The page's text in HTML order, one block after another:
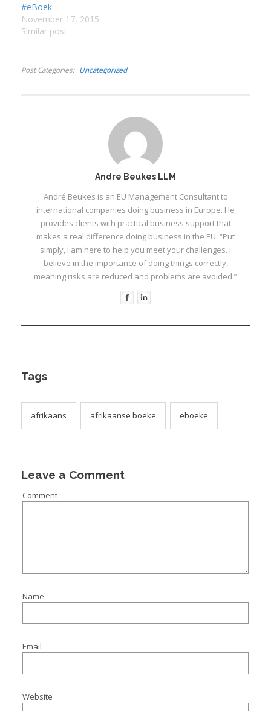
in die ou Wes-Transvaal.
Hy begin sy skooljare
aan die Laerskool
#eBoek
November 17, 2015
Similar post
Post Categories Uncategorized
Andre Beukes LLM
André Beukes is an EU Management Consultant to
international companies doing business in Europe. He
provides clients with practical business support that
makes a real difference doing business in the EU. “Put
simply, I am here to help you meet your challenges. I
believe in the importance of doing things correctly,
meaning risks are reduced and problems are avoided.”
Tags
afrikaans afrikaanse boeke eboeke
Leave a Comment
Comment
Name
Email
Website